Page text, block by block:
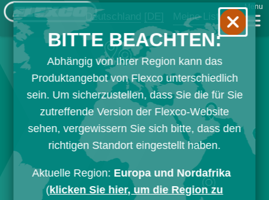
Deutschland [DE] Meine Liste
Menu
BITTE BEACHTEN:
Abhängig von Ihrer Region kann das
Produktangebot von Flexco unterschiedlich
sein. Um sicherzustellen, dass Sie die für Sie
zutreffende Version der Flexco-Website
sehen, vergewissern Sie sich bitte, dass den
richtigen Standort eingestellt haben.
Aktuelle Region: Europa und Nordafrika
(klicken Sie hier, um die Region zu